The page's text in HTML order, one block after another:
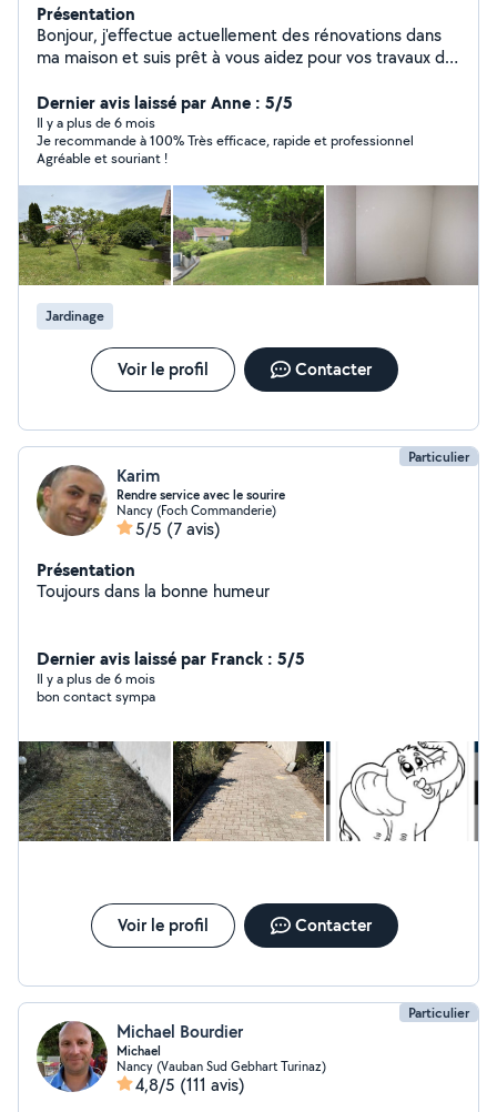
Présentation
Bonjour, j'effectue actuellement des rénovations dans
ma maison et suis prêt à vous aidez pour vos travaux de
espaces verts) N'hésitez pas à me contacter !!
Dernier avis laissé par Anne : 5/5
Il y a plus de 6 mois
Je recommande à 100% Très efficace, rapide et professionnel
Agréable et souriant !
Jardinage
Voir le profil Contacter
Particulier
Karim
Rendre service avec le sourire
Nancy (Foch Commanderie)
5/5 (7 avis)
Présentation
Toujours dans la bonne humeur
Dernier avis laissé par Franck : 5/5
Il y a plus de 6 mois
bon contact sympa
Voir le profil Contacter
Particulier
Michael Bourdier
Michael
Nancy (Vauban Sud Gebhart Turinaz)
4,8/5 (111 avis)